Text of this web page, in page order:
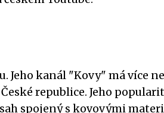
Jeho kanál "Kovy" má více
republice. Jeho
spojený s kovovými